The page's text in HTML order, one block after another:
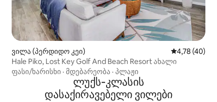
ვილა (პერდიდო კეი) საშუალო
4,78 (40)
Hale Piko, Lost Key Golf And Beach Resort ახალი
ფასი/ხარისხი · მდებარეობა · პლაჟი
ლუქს‑კლასის
დასაქირავებელი ვილები